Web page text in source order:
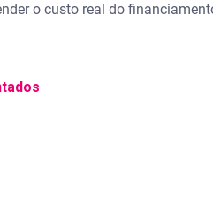
o custo real do